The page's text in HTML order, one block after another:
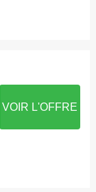
VOIR L'OFFRE